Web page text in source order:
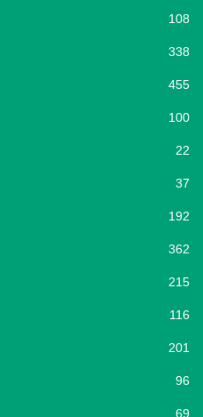
108
338
455
100
22
37
192
362
215
116
201
96
69